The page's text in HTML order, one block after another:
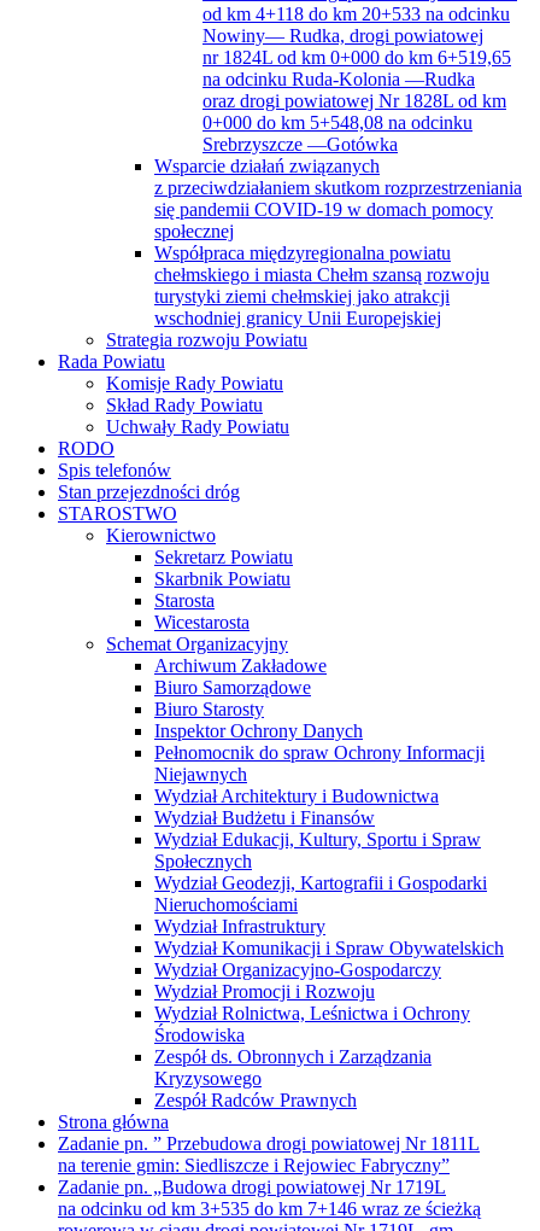
od km 4+118 do km 20+533 na odcinku
Nowiny— Rudka, drogi powiatowej
nr 1824L od km 0+000 do km 6+519,65
na odcinku Ruda-Kolonia —Rudka
oraz drogi powiatowej Nr 1828L od km
0+000 do km 5+548,08 na odcinku
Srebrzyszcze —Gotówka
Wsparcie działań związanych
z przeciwdziałaniem skutkom rozprzestrzeniania
się pandemii COVID-19 w domach pomocy
społecznej
Współpraca międzyregionalna powiatu
chełmskiego i miasta Chełm szansą rozwoju
turystyki ziemi chełmskiej jako atrakcji
wschodniej granicy Unii Europejskiej
Strategia rozwoju Powiatu
Rada Powiatu
Komisje Rady Powiatu
Skład Rady Powiatu
Uchwały Rady Powiatu
RODO
Spis telefonów
Stan przejezdności dróg
STAROSTWO
Kierownictwo
Sekretarz Powiatu
Skarbnik Powiatu
Starosta
Wicestarosta
Schemat Organizacyjny
Archiwum Zakładowe
Biuro Samorządowe
Biuro Starosty
Inspektor Ochrony Danych
Pełnomocnik do spraw Ochrony Informacji
Niejawnych
Wydział Architektury i Budownictwa
Wydział Budżetu i Finansów
Wydział Edukacji, Kultury, Sportu i Spraw
Społecznych
Wydział Geodezji, Kartografii i Gospodarki
Nieruchomościami
Wydział Infrastruktury
Wydział Komunikacji i Spraw Obywatelskich
Wydział Organizacyjno-Gospodarczy
Wydział Promocji i Rozwoju
Wydział Rolnictwa, Leśnictwa i Ochrony
Środowiska
Zespół ds. Obronnych i Zarządzania
Kryzysowego
Zespół Radców Prawnych
Strona główna
Zadanie pn. ” Przebudowa drogi powiatowej Nr 1811L
na terenie gmin: Siedliszcze i Rejowiec Fabryczny”
Zadanie pn. „Budowa drogi powiatowej Nr 1719L
na odcinku od km 3+535 do km 7+146 wraz ze ścieżką